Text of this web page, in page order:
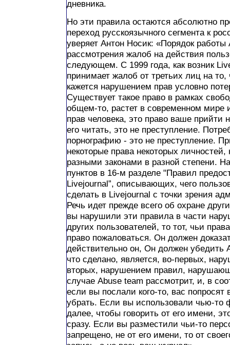
дневника.
Но эти правила остаются абсолютно
переход русскоязычного сегмента к
уверяет Антон Носик: «Порядок
рассмотрения жалоб на действия
следующем. С 1999 года, как возник
принимает жалоб от третьих лиц на
кажется нарушением прав условно
Существует такое право в рамках
общем-то, растет в современном мире
прав человека, это право ваше прийти
его читать, это не преступление.
порнографию - это не преступление.
некоторые права некоторых
разными законами в разной степени.
пунктов в 16-м разделе "Правил
Livejournal”, описывающих, чего
сделать в Livejournal с точки зрения
Речь идет прежде всего об охране
вы нарушили эти правила в части
других пользователей, то тот, чьи
право пожаловаться. Он должен
действительно он, Он должен убедить
что сделано, является, во-первых,
вторых, нарушением правил,
случае Abuse team рассмотрит, и, в
если вы послали кого-то, вас попросят
убрать. Если вы использовали чью-то
далее, чтобы говорить от его имени,
сразу. Если вы разместили чьи-то
запрещено, не от его имени, то от